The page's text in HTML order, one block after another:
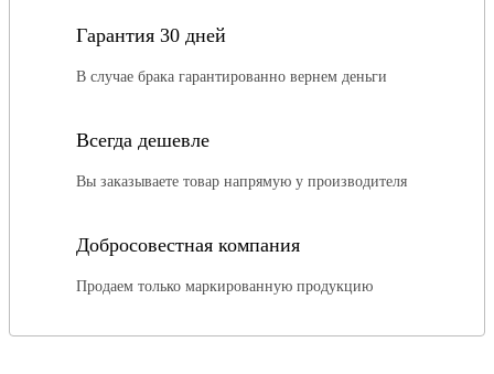
Гарантия 30 дней
В случае брака гарантированно вернем деньги
Всегда дешевле
Вы заказываете товар напрямую у производителя
Добросовестная компания
Продаем только маркированную продукцию